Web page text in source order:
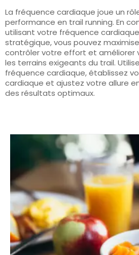
La fréquence cardiaque joue un
performance en trail running. En
utilisant votre fréquence
stratégique, vous pouvez
contrôler votre effort et améliorer
les terrains exigeants du trail.
fréquence cardiaque, établissez
cardiaque et ajustez votre allure
des résultats optimaux.